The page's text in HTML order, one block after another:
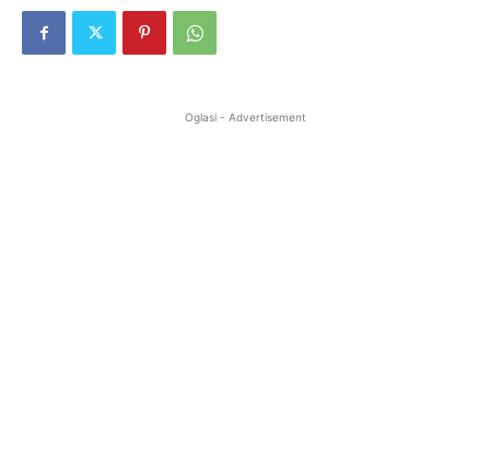
Oglasi - Advertisement